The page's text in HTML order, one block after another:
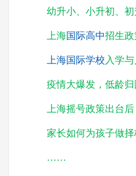
幼升小、小升初、
上海国际高中招生政
上海国际学校 入学
疫情大爆发，低龄
上海摇号政策出台
家长如何为孩子做择
……